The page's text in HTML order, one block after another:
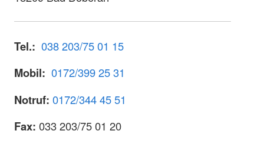
Tel.: 038 203/75 01 15
Mobil: 0172/399 25 31
Notruf: 0172/344 45 51
Fax: 033 203/75 01 20